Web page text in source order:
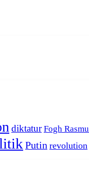
diktatur Fogh
Putin revolution